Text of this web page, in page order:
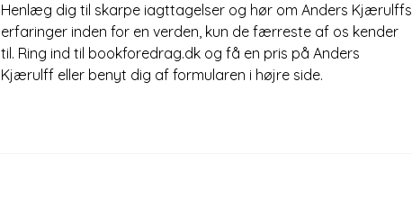
Henlæg dig til skarpe iagttagelser og hør om Anders Kjærulffs
erfaringer inden for en verden, kun de færreste af os kender
til. Ring ind til bookforedrag.dk og få en pris på Anders
Kjærulff eller benyt dig af formularen i højre side.